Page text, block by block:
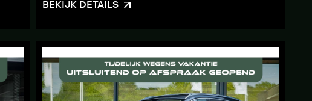
BEKIJK DETAILS